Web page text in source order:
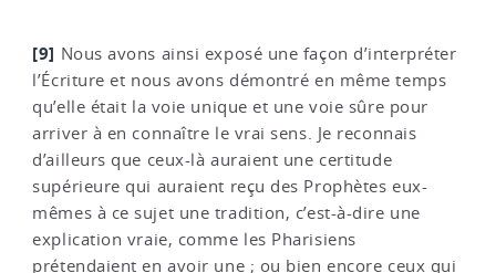
[9] Nous avons ainsi exposé une façon d’interpréter
l’Écriture et nous avons démontré en même temps
qu’elle était la voie unique et une voie sûre pour
arriver à en connaître le vrai sens. Je reconnais
d’ailleurs que ceux-là auraient une certitude
supérieure qui auraient reçu des Prophètes eux-
mêmes à ce sujet une tradition, c’est-à-dire une
explication vraie, comme les Pharisiens
prétendaient en avoir une ; ou bien encore ceux qui